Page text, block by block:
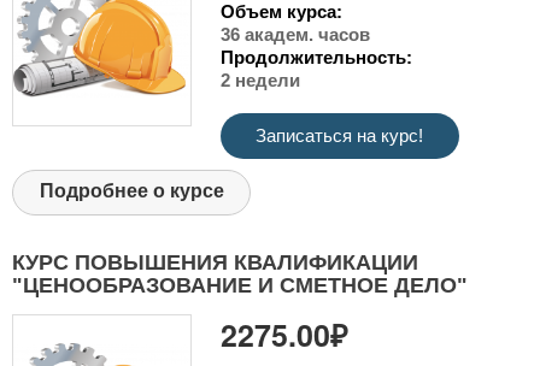
Объем курса:
36 академ. часов
Продолжительность:
2 недели
Записаться на курс!
Подробнее о курсе
КУРС ПОВЫШЕНИЯ КВАЛИФИКАЦИИ
"ЦЕНООБРАЗОВАНИЕ И СМЕТНОЕ ДЕЛО"
2275.00₽